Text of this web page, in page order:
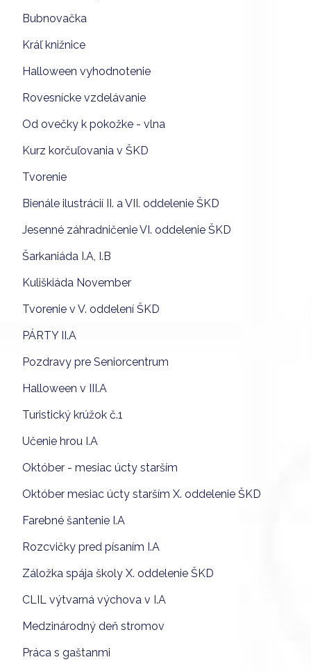
Bubnovačka
Kráľ knižnice
Halloween vyhodnotenie
Rovesnícke vzdelávanie
Od ovečky k pokožke - vlna
Kurz korčuľovania v ŠKD
Tvorenie
Bienále ilustrácií II. a VII. oddelenie ŠKD
Jesenné záhradničenie VI. oddelenie ŠKD
Šarkaniáda I.A, I.B
Kuliškiáda November
Tvorenie v V. oddelení ŠKD
PÁRTY II.A
Pozdravy pre Seniorcentrum
Halloween v III.A
Turistický krúžok č.1
Učenie hrou I.A
Október - mesiac úcty starším
Október mesiac úcty starším X. oddelenie ŠKD
Farebné šantenie I.A
Rozcvičky pred písaním I.A
Záložka spája školy X. oddelenie ŠKD
CLIL výtvarná výchova v I.A
Medzinárodný deň stromov
Práca s gaštanmi